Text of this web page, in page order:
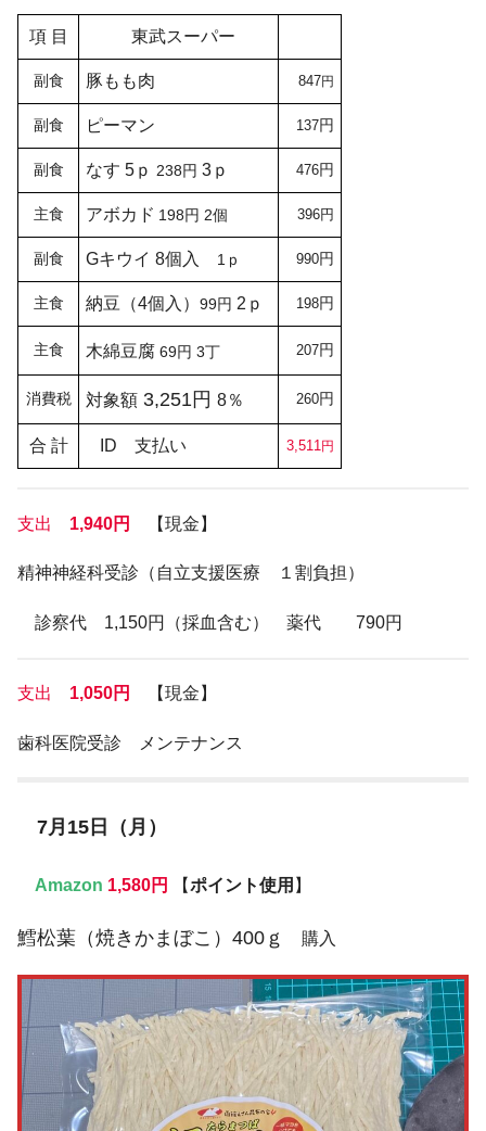
項 目 東武スーパー
副食 豚もも肉 847円
副食 ピーマン 137円
副食 なす 5ｐ 238円3ｐ 476円
主食 アボカド 198円 2個 396円
副食 Gキウイ 8個入 1ｐ 990円
主食 納豆（4個入）99円 2ｐ 198円
主食 木綿豆腐69円 3丁 207円
消費税 対象額 3,251円8％ 260円
合 計 ID 支払い 3,511 円
支出 1,940円 【現金】
精神神経科受診（自立支援医療 １割負担）
診察代 1,150円（採血含む） 薬代 790円
支出 1,050円 【現金】
歯科医院受診 メンテナンス
7月15日（月）
Amazon 1,580円 【ポイント使用 】
鱈松葉（焼きかまぼこ） 400ｇ 購入